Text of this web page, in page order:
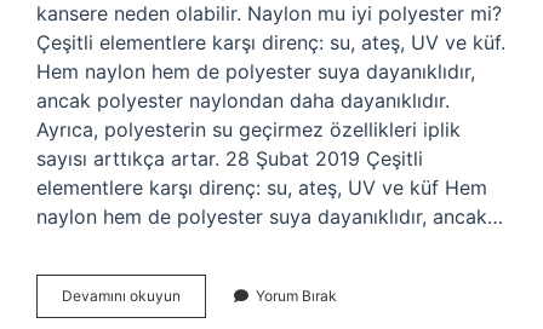
kansere neden olabilir. Naylon mu iyi polyester mi?
Çeşitli elementlere karşı direnç: su, ateş, UV ve küf.
Hem naylon hem de polyester suya dayanıklıdır,
ancak polyester naylondan daha dayanıklıdır.
Ayrıca, polyesterin su geçirmez özellikleri iplik
sayısı arttıkça artar. 28 Şubat 2019 Çeşitli
elementlere karşı direnç: su, ateş, UV ve küf Hem
naylon hem de polyester suya dayanıklıdır, ancak…
Devamını okuyun
Polyester
Yorum Bırak